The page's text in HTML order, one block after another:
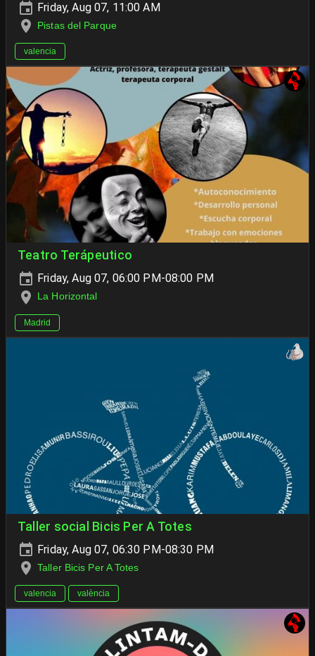
Friday, Aug 07, 11:00 AM
Pistas del Parque
valencia
Teatro Terápeutico
Friday, Aug 07, 06:00 PM-08:00 PM
La Horizontal
Madrid
Taller social Bicis Per A Totes
Friday, Aug 07, 06:30 PM-08:30 PM
Taller Bicis Per A Totes
valencia valència